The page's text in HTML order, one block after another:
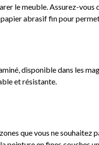
le meuble. Assurez-
abrasif fin pour
disponible dans les
et résistante.
que vous ne